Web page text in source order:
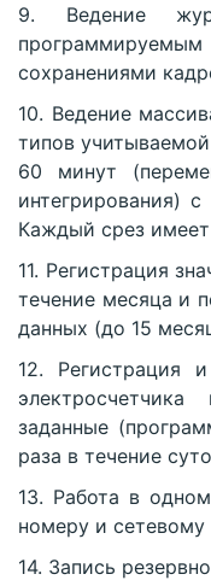
9. Ведение
сохранениями
10. Ведение
типов
60 минут
интегрирования)
Каждый срез имеет
11. Регистрация
течение месяца и
данных (до 15
12. Регистрация
заданные
раза в течение
13. Работа в
номеру и сетевому
14. Запись